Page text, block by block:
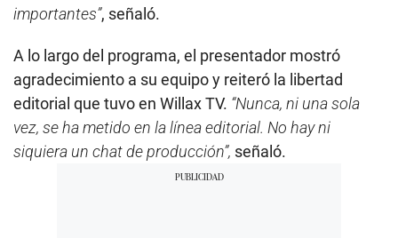
importantes”, señaló.
A lo largo del programa, el presentador mostró
agradecimiento a su equipo y reiteró la libertad
editorial que tuvo en Willax TV. “Nunca, ni una sola
vez, se ha metido en la línea editorial. No hay ni
siquiera un chat de producción”, señaló.